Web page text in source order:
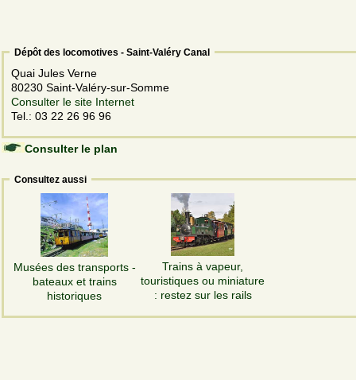
Dépôt des locomotives - Saint-Valéry Canal
Quai Jules Verne
80230 Saint-Valéry-sur-Somme
Consulter le site Internet
Tel.: 03 22 26 96 96
Consulter le plan
Consultez aussi
Musées des transports -
bateaux et trains
historiques
Trains à vapeur,
touristiques ou miniature
: restez sur les rails